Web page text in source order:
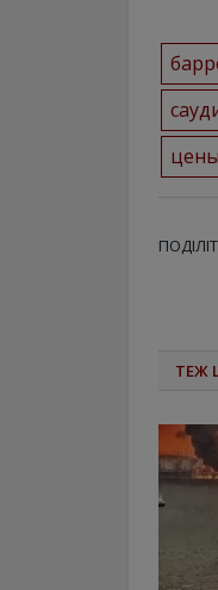
ТЕЖ